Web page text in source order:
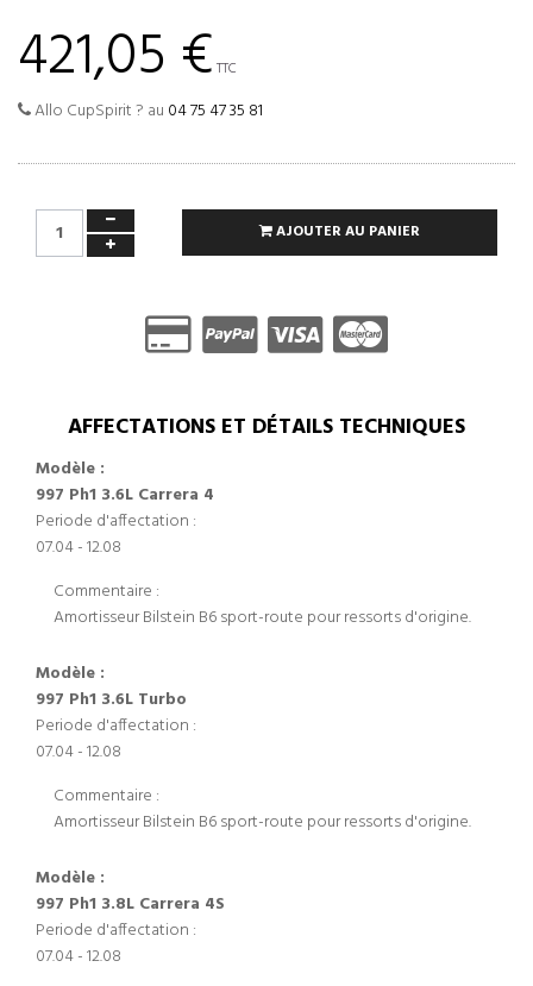
421,05 € TTC
Allo CupSpirit ? au 04 75 47 35 81
AJOUTER AU PANIER
AFFECTATIONS ET DÉTAILS TECHNIQUES
Modèle :
997 Ph1 3.6L Carrera 4
Periode d'affectation :
07.04 - 12.08
Commentaire :
Amortisseur Bilstein B6 sport-route pour ressorts d'origine.
Modèle :
997 Ph1 3.6L Turbo
Periode d'affectation :
07.04 - 12.08
Commentaire :
Amortisseur Bilstein B6 sport-route pour ressorts d'origine.
Modèle :
997 Ph1 3.8L Carrera 4S
Periode d'affectation :
07.04 - 12.08